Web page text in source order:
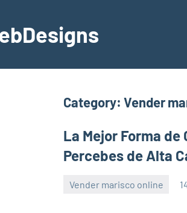
Category: Vender
La Mejor Forma de
Percebes de Alta
Vender marisco online